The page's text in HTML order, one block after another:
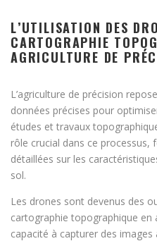
L’UTILISATION DES
CARTOGRAPHIE
AGRICULTURE DE
L’agriculture de précision
données précises pour
études et travaux
rôle crucial dans ce
détaillées sur les
sol.
Les drones sont devenus des
cartographie topographique en
capacité à capturer des